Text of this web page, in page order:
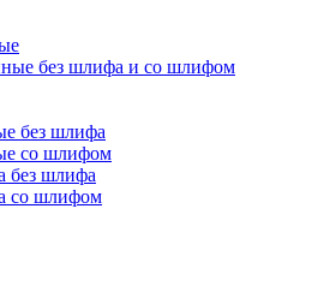
без шлифа и со шлифом
без шлифа
со шлифом
без шлифа
со шлифом